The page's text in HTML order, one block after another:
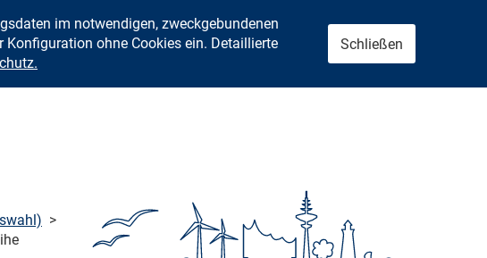
im notwendigen, zweckgebundenen
ohne Cookies ein. Detaillierte
Schließen
>